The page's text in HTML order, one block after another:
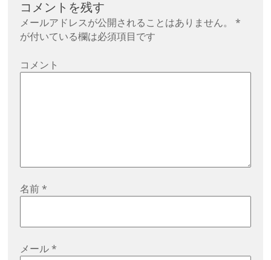
コメントを残す
メールアドレスが公開されることはありません。
*
が付いている欄は必須項目です
コメント
名前*
メール*